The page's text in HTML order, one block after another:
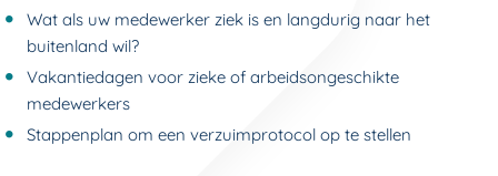
Wat als uw medewerker ziek is en langdurig naar het
buitenland wil?
Vakantiedagen voor zieke of arbeidsongeschikte
medewerkers
Stappenplan om een verzuimprotocol op te stellen